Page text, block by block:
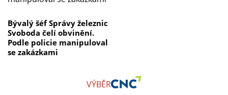
Bývalý šéf Správy železnic
Svoboda čelí obvinění.
Podle policie manipuloval
se zakázkami
VÝBĚR